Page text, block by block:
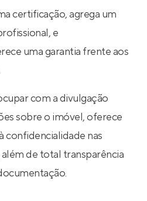
certificação, agrega um
e
uma garantia frente aos
com a divulgação
sobre o imóvel, oferece
confidencialidade nas
de total transparência